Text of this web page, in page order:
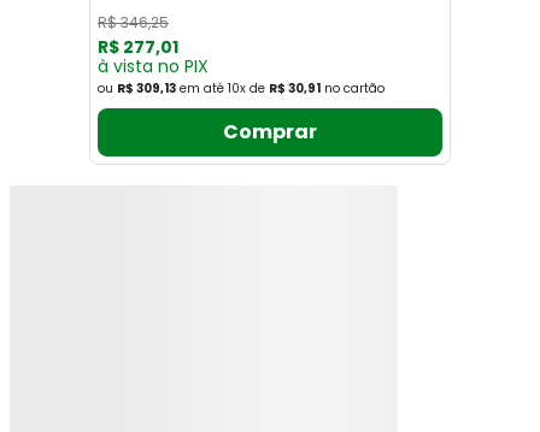
R$346,25
R$ 277,01
à vista no PIX
ou R$ 309,13 em até 10x de R$ 30,91 no cartão
Comprar